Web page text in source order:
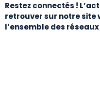
Restez connectés !
retrouver sur notre site
l’ensemble des